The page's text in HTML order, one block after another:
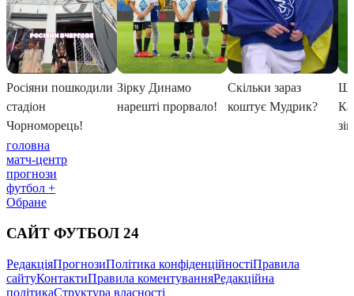
головна
матч-центр
прогнози
футбол +
Обране
САЙТ ФУТБОЛ 24
РедакціяПрогнозиПолітика конфіденційностіПравила
сайтуКонтактиПравила коментуванняРедакційна
політикаСтруктура власності